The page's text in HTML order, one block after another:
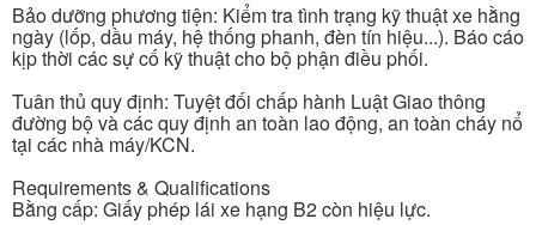
Bảo dưỡng phương tiện: Kiểm tra tình trạng kỹ thuật xe hằng
ngày (lốp, dầu máy, hệ thống phanh, đèn tín hiệu...). Báo cáo
kịp thời các sự cố kỹ thuật cho bộ phận điều phối.
Tuân thủ quy định: Tuyệt đối chấp hành Luật Giao thông
đường bộ và các quy định an toàn lao động, an toàn cháy nổ
tại các nhà máy/KCN.
Requirements & Qualifications
Bằng cấp: Giấy phép lái xe hạng B2 còn hiệu lực.